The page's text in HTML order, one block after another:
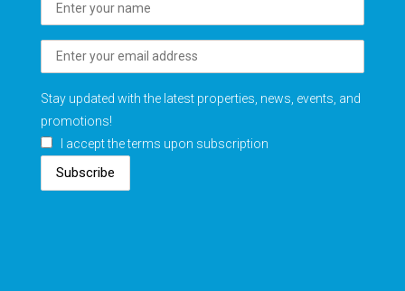
Stay updated with the latest properties, news, events, and
promotions!
I accept the terms upon subscription
Subscribe